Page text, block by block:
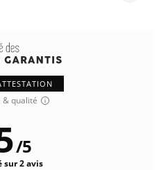
& qualité
/5
sur 2 avis